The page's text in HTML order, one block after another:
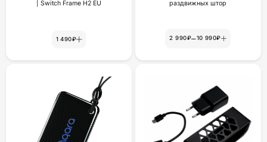
| Switch Frame H2 EU
1 490₽
раздвижных штор
2 990₽–10 990₽